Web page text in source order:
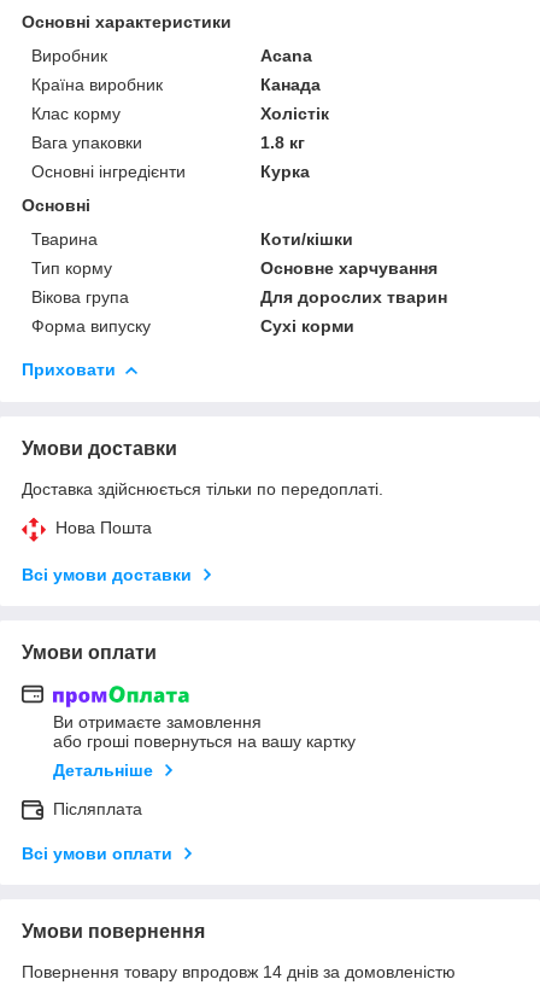
Основні характеристики
Виробник
Acana
Країна виробник
Канада
Клас корму
Холістік
Вага упаковки
1.8 кг
Основні інгредієнти
Курка
Основні
Тварина
Коти/кішки
Тип корму
Основне харчування
Вікова група
Для дорослих тварин
Форма випуску
Сухі корми
Приховати
Умови доставки
Доставка здійснюється тільки по передоплаті.
Нова Пошта
Всі умови доставки
Умови оплати
Ви отримаєте замовлення
або гроші повернуться на вашу картку
Детальніше
Післяплата
Всі умови оплати
Умови повернення
Повернення товару впродовж 14 днів за домовленістю